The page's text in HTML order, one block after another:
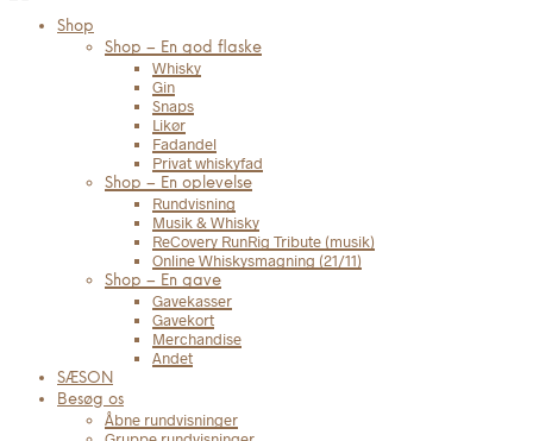
Shop
Shop – En god flaske
Whisky
Gin
Snaps
Likør
Fadandel
Privat whiskyfad
Shop – En oplevelse
Rundvisning
Musik & Whisky
ReCovery RunRig Tribute (musik)
Online Whiskysmagning (21/11)
Shop – En gave
Gavekasser
Gavekort
Merchandise
Andet
SÆSON
Besøg os
Åbne rundvisninger